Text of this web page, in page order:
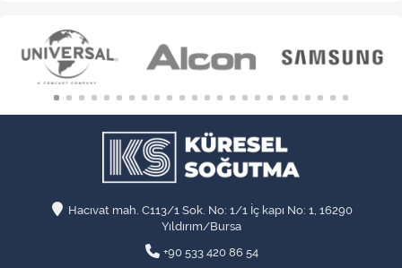
Hacıvat mah. C113/1 Sok. No: 1/1 İç kapı No: 1, 16290
Yıldırım/Bursa
+90 533 420 86 54